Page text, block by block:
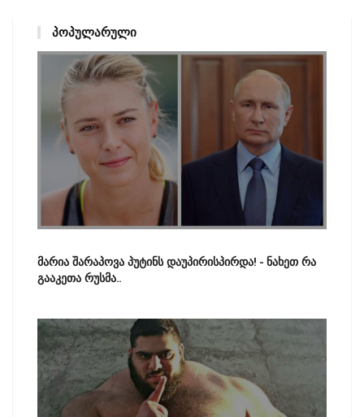
ᲞᲝᲞᲣᲚᲐᲠᲣᲚᲘ
მარია შარაპოვა პუტინს დაუპირისპირდა! - ნახეთ რა
გააკეთა რუსმა..